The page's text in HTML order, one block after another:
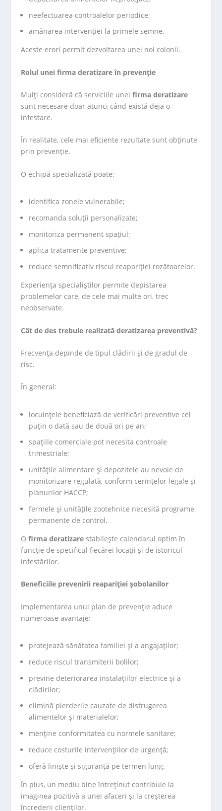
neefectuarea controalelor periodice;
amânarea intervenției la primele semne.
Aceste erori permit dezvoltarea unei noi colonii.
Rolul unei firma deratizare în prevenție
Mulți consideră că serviciile uneifirma deratizare
sunt necesare doar atunci când există deja o
infestare.
În realitate, cele mai eficiente rezultate sunt obținute
prin prevenție.
O echipă specializată poate:
identifica zonele vulnerabile;
recomanda soluții personalizate;
monitoriza permanent spațiul;
aplica tratamente preventive;
reduce semnificativ riscul reapariției rozătoarelor.
Experiența specialiștilor permite depistarea
problemelor care, de cele mai multe ori, trec
neobservate.
Cât de des trebuie realizată deratizarea preventivă?
Frecvența depinde de tipul clădirii și de gradul de
risc.
În general:
locuințele beneficiază de verificări preventive cel
puțin o dată sau de două ori pe an;
spațiile comerciale pot necesita controale
trimestriale;
unitățile alimentare și depozitele au nevoie de
monitorizare regulată, conform cerințelor legale și
planurilor HACCP;
fermele și unitățile zootehnice necesită programe
permanente de control.
Ofirma deratizare stabilește calendarul optim în
funcție de specificul fiecărei locații și de istoricul
infestărilor.
Beneficiile prevenirii reapariției șobolanilor
Implementarea unui plan de prevenție aduce
numeroase avantaje:
protejează sănătatea familiei și a angajaților;
reduce riscul transmiterii bolilor;
previne deteriorarea instalațiilor electrice și a
clădirilor;
elimină pierderile cauzate de distrugerea
alimentelor și materialelor;
menține conformitatea cu normele sanitare;
reduce costurile intervențiilor de urgență;
oferă liniște și siguranță pe termen lung.
În plus, un mediu bine întreținut contribuie la
imaginea pozitivă a unei afaceri și la creșterea
încrederii clienților.